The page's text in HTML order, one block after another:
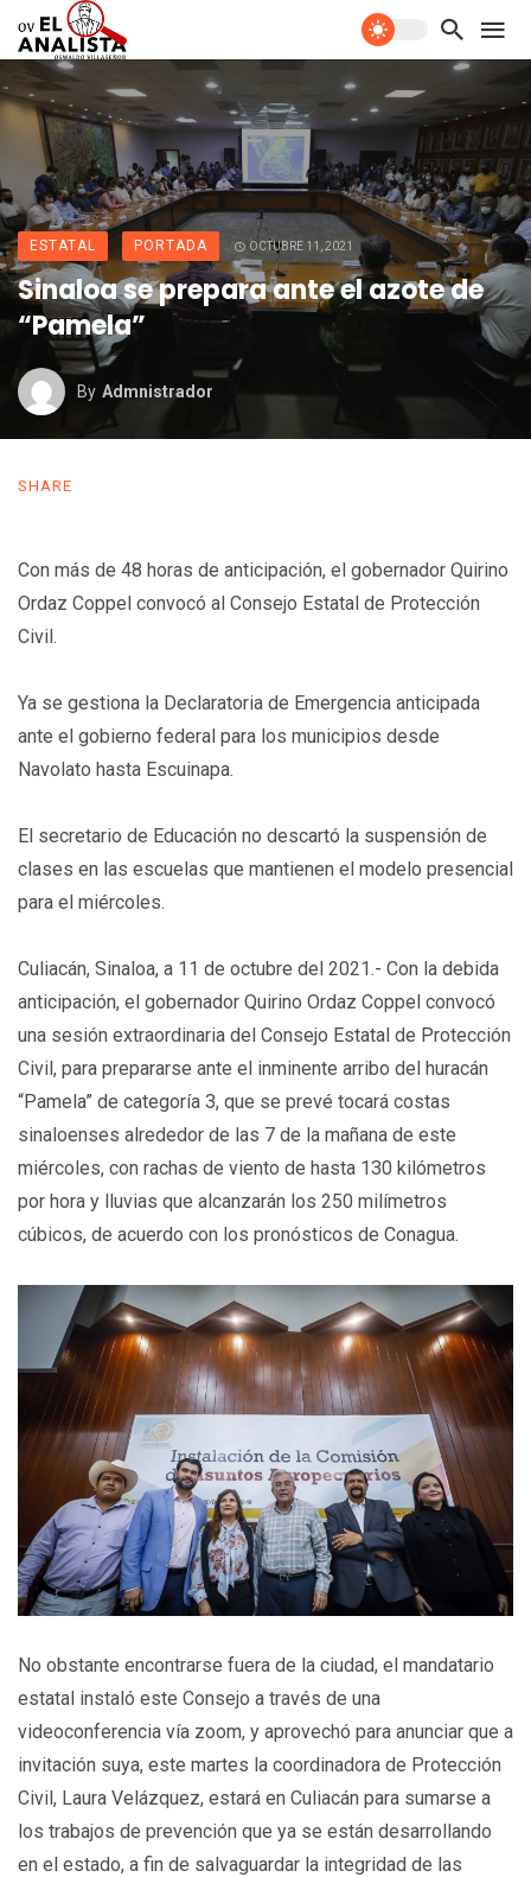
ESTATAL PORTADA OCTUBRE 11, 2021
Sinaloa se prepara ante el azote de
“Pamela”
By Admnistrador
SHARE
Con más de 48 horas de anticipación, el gobernador Quirino
Ordaz Coppel convocó al Consejo Estatal de Protección
Civil.
Ya se gestiona la Declaratoria de Emergencia anticipada
ante el gobierno federal para los municipios desde
Navolato hasta Escuinapa.
El secretario de Educación no descartó la suspensión de
clases en las escuelas que mantienen el modelo presencial
para el miércoles.
Culiacán, Sinaloa, a 11 de octubre del 2021.- Con la debida
anticipación, el gobernador Quirino Ordaz Coppel convocó
una sesión extraordinaria del Consejo Estatal de Protección
Civil, para prepararse ante el inminente arribo del huracán
“Pamela” de categoría 3, que se prevé tocará costas
sinaloenses alrededor de las 7 de la mañana de este
miércoles, con rachas de viento de hasta 130 kilómetros
por hora y lluvias que alcanzarán los 250 milímetros
cúbicos, de acuerdo con los pronósticos de Conagua.
No obstante encontrarse fuera de la ciudad, el mandatario
estatal instaló este Consejo a través de una
videoconferencia vía zoom, y aprovechó para anunciar que a
invitación suya, este martes la coordinadora de Protección
Civil, Laura Velázquez, estará en Culiacán para sumarse a
los trabajos de prevención que ya se están desarrollando
en el estado, a fin de salvaguardar la integridad de las